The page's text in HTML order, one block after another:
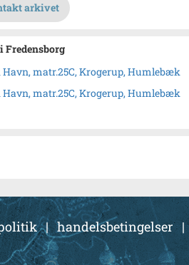
arkivet
Fredensborg
matr.25C, Krogerup, Humlebæk
matr.25C, Krogerup, Humlebæk
|handelsbetingelser |